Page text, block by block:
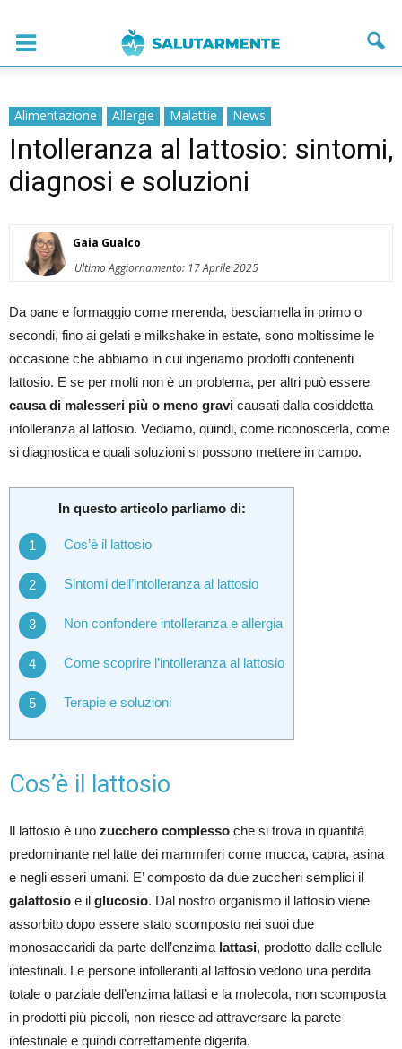
Alimentazione Allergie Malattie News
Intolleranza al lattosio: sintomi,
diagnosi e soluzioni
Gaia Gualco
Ultimo Aggiornamento: 17 Aprile 2025
Da pane e formaggio come merenda, besciamella in primo o
secondi, fino ai gelati e milkshake in estate, sono moltissime le
occasione che abbiamo in cui ingeriamo prodotti contenenti
lattosio. E se per molti non è un problema, per altri può essere
causa di malesseri più o meno gravi causati dalla cosiddetta
intolleranza al lattosio. Vediamo, quindi, come riconoscerla, come
si diagnostica e quali soluzioni si possono mettere in campo.
In questo articolo parliamo di:
Cos’è il lattosio
Sintomi dell’intolleranza al lattosio
Non confondere intolleranza e allergia
Come scoprire l’intolleranza al lattosio
Terapie e soluzioni
Cos’è il lattosio
Il lattosio è uno zucchero complesso che si trova in quantità
predominante nel latte dei mammiferi come mucca, capra, asina
e negli esseri umani. E’ composto da due zuccheri semplici il
galattosio e il glucosio. Dal nostro organismo il lattosio viene
assorbito dopo essere stato scomposto nei suoi due
monosaccaridi da parte dell’enzima lattasi, prodotto dalle cellule
intestinali. Le persone intolleranti al lattosio vedono una perdita
totale o parziale dell’enzima lattasi e la molecola, non scomposta
in prodotti più piccoli, non riesce ad attraversare la parete
intestinale e quindi correttamente digerita.